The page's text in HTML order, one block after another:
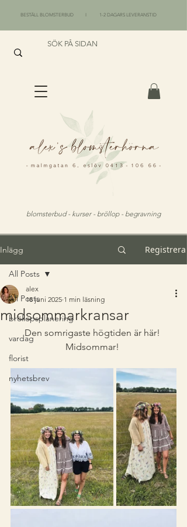
BESTÄLL BLOMSTERBUD I 1-2 DAGARS LEVERANSTID
blomsterbud - kurser - bröllop - begravning
Inlägg Registrera
All Posts
bröllopsplanering
vardag
florist
nyhetsbrev
All Posts
midsommarkransar
alex
18 juni 2025 1 min läsning
Den somrigaste högtiden är här!
Midsommar!